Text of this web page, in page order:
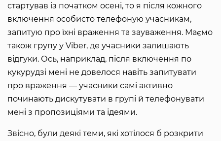
стартував із початком осені, то я після кожного
включення особисто телефоную учасникам,
запитую про їхні враження та зауваження. Маємо
також групу у Viber, де учасники залишають
відгуки. Ось, наприклад, після включення по
кукурудзі мені не довелося навіть запитувати
про враження — учасники самі активно
починають дискутувати в групі й телефонувати
мені з пропозиціями та ідеями.
Звісно, були деякі теми, які хотілося б розкрити